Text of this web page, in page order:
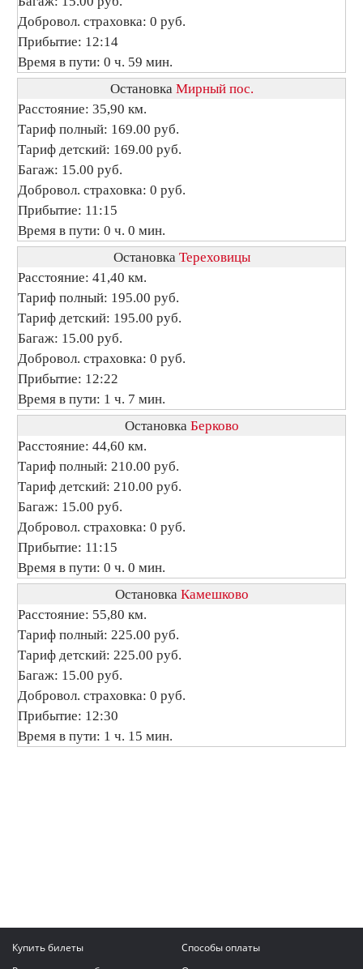
Добровол. страховка: 0 руб.
Прибытие: 12:14
Время в пути: 0 ч. 59 мин.
Остановка Мирный пос.
Расстояние: 35,90 км.
Тариф полный: 169.00 руб.
Тариф детский: 169.00 руб.
Багаж: 15.00 руб.
Добровол. страховка: 0 руб.
Прибытие: 11:15
Время в пути: 0 ч. 0 мин.
Остановка Тереховицы
Расстояние: 41,40 км.
Тариф полный: 195.00 руб.
Тариф детский: 195.00 руб.
Багаж: 15.00 руб.
Добровол. страховка: 0 руб.
Прибытие: 12:22
Время в пути: 1 ч. 7 мин.
Остановка Берково
Расстояние: 44,60 км.
Тариф полный: 210.00 руб.
Тариф детский: 210.00 руб.
Багаж: 15.00 руб.
Добровол. страховка: 0 руб.
Прибытие: 11:15
Время в пути: 0 ч. 0 мин.
Остановка Камешково
Расстояние: 55,80 км.
Тариф полный: 225.00 руб.
Тариф детский: 225.00 руб.
Багаж: 15.00 руб.
Добровол. страховка: 0 руб.
Прибытие: 12:30
Время в пути: 1 ч. 15 мин.
Купить билеты
Способы оплаты